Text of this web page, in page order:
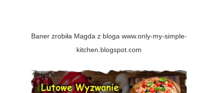
Baner zrobiła Magda z bloga www.only-my-simple-
kitchen.blogspot.com